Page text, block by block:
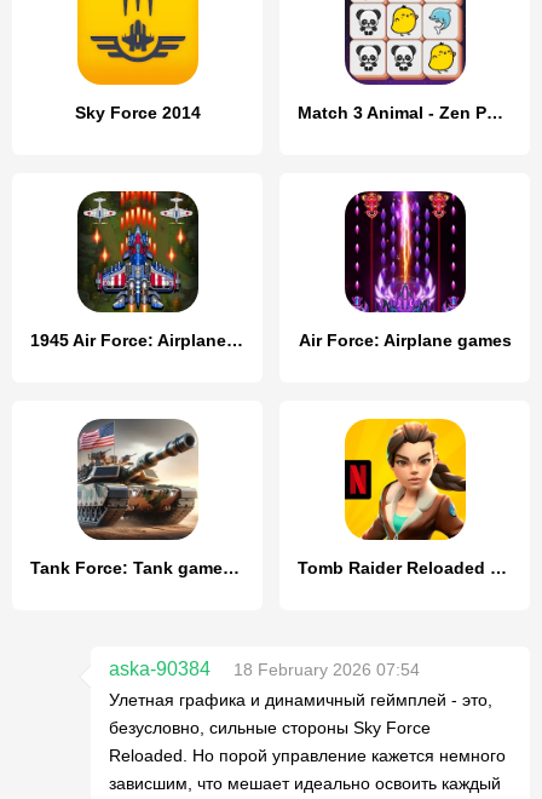
Sky Force 2014 Match 3 Animal - Zen Puzzle
1945 Air Force: Airplane games Air Force: Airplane games
Tank Force: Tank games blitz Tomb Raider Reloaded NETFLIX
aska-90384
18 February 2026 07:54
Улетная графика и динамичный геймплей - это,
безусловно, сильные стороны Sky Force
Reloaded. Но порой управление кажется немного
зависшим, что мешает идеально освоить каждый